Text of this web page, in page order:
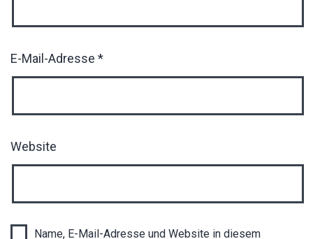
E-Mail-Adresse *
Website
Name, E-Mail-Adresse und Website in diesem